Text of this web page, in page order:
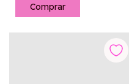
Comprar